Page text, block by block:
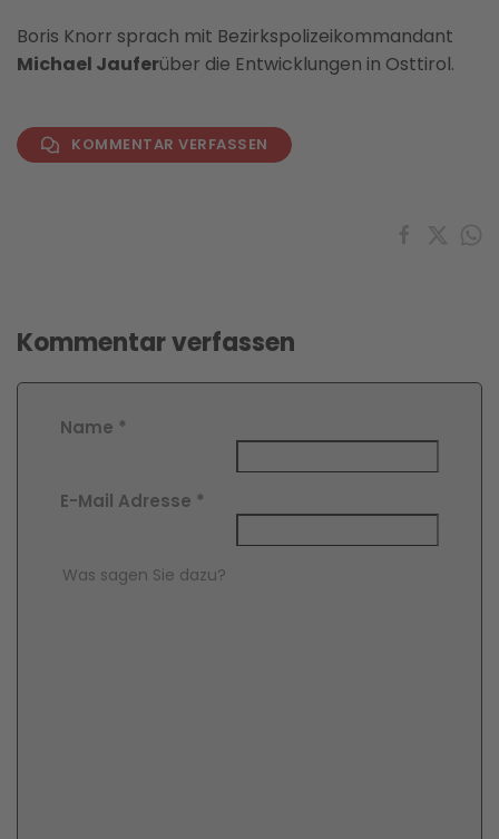
Boris Knorr sprach mit Bezirkspolizeikommandant
Michael Jauferüber die Entwicklungen in Osttirol.
KOMMENTAR VERFASSEN
Kommentar verfassen
Name *
E-Mail Adresse *
Comment Text*